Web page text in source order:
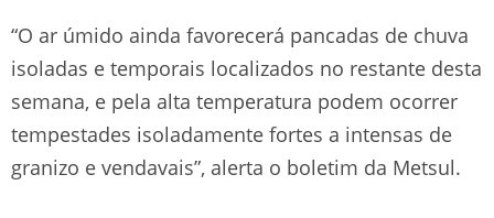
“O ar úmido ainda favorecerá pancadas de chuva
isoladas e temporais localizados no restante desta
semana, e pela alta temperatura podem ocorrer
tempestades isoladamente fortes a intensas de
granizo e vendavais”, alerta o boletim da Metsul.